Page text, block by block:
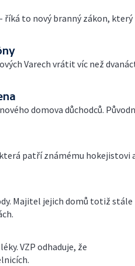
říká to nový branný zákon, který
Varech vrátit víc než
domova důchodců.
patří známému hokejistovi
Majitel jejich domů totiž stále
VZP odhaduje, že